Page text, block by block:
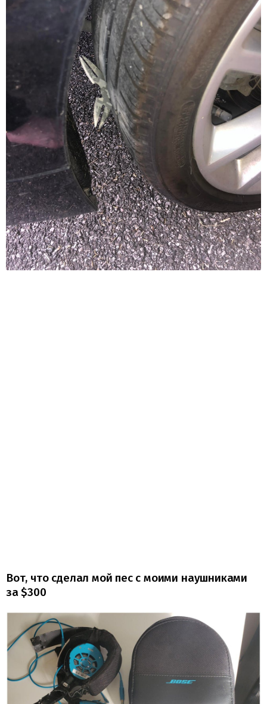
Вот, что сделал мой пес с моими наушниками
за $300